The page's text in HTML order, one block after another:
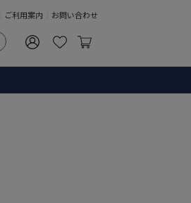
ご利用案内 お問い合わせ